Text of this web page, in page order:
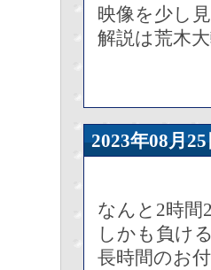
映像を少し
解説は荒木
2023年08
なんと2時間
しかも負け
長時間のお